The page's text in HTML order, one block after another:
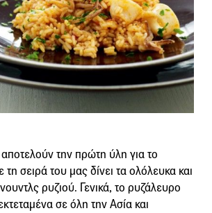
αποτελούν την πρώτη ύλη για το
σειρά του μας δίνει τα ολόλευκα και
ρυζιού. Γενικά, το ρυζάλευρο
σε όλη την Ασία και